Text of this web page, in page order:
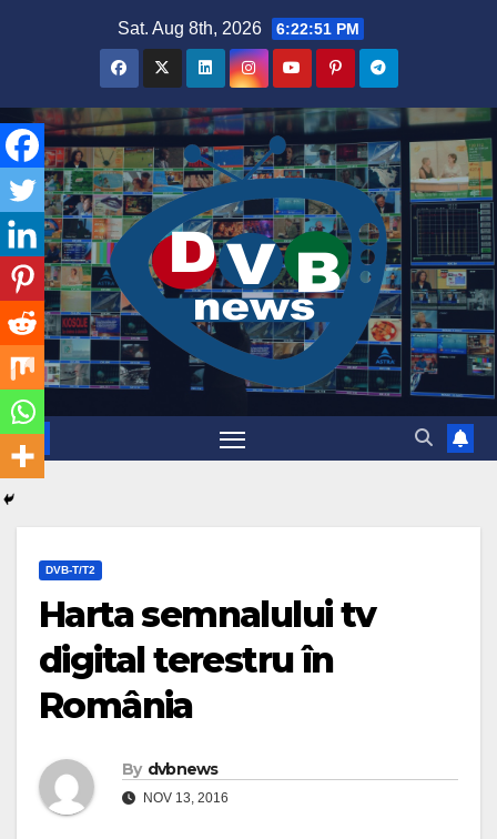
Sat. Aug 8th, 2026 6:22:52 PM
DVB-T/T2
Harta semnalului tv
digital terestru în
România
By dvbnews
NOV 13, 2016